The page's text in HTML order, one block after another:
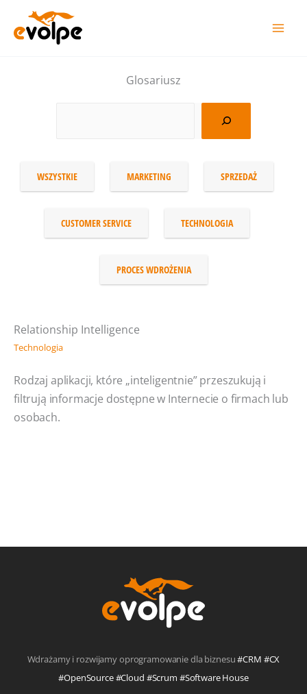
Przejdź
Glosariusz
WSZYSTKIE MARKETING SPRZEDAŻ
CUSTOMER SERVICE TECHNOLOGIA
PROCES WDROŻENIA
Relationship Intelligence
Technologia
Rodzaj aplikacji, które „inteligentnie” przeszukują i
filtrują informacje dostępne w Internecie o firmach lub
osobach.
Wdrażamy i rozwijamy oprogramowanie dla biznesu#CRM #CX
#OpenSource #Cloud #Scrum #Software House